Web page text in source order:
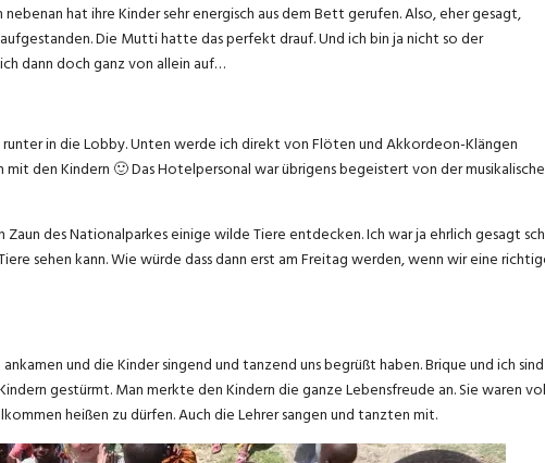
hat ihre Kinder sehr energisch aus dem Bett gerufen. Also, eher gesagt,
Die Mutti hatte das perfekt drauf. Und ich bin ja nicht so der
dann doch ganz von allein auf…
in die Lobby. Unten werde ich direkt von Flöten und Akkordeon-Klängen
den Kindern 🙂 Das Hotelpersonal war übrigens begeistert von der
des Nationalparkes einige wilde Tiere entdecken. Ich war ja ehrlich gesagt
sehen kann. Wie würde dass dann erst am Freitag werden, wenn wir eine
und die Kinder singend und tanzend uns begrüßt haben. Brique und ich sind
gestürmt. Man merkte den Kindern die ganze Lebensfreude an. Sie waren
heißen zu dürfen. Auch die Lehrer sangen und tanzten mit.